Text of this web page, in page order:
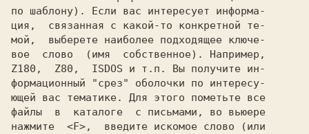
по шаблону). Если вас интересует информа-
ция,  связанная с какой-то конкретной те-
мой,  выберете наиболее подходящее ключе-
вое  слово  (имя  собственное). Например,
Z180,  Z80,  ISDOS и т.п. Вы получите ин-
формационный "срез" оболочки по интересу-
ющей вас тематике. Для этого пометьте все
файлы  в  каталоге  с письмами, во вьюере
нажмите  <F>,  введите искомое слово (или